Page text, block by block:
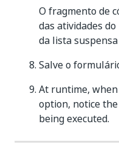
O fragmento de
das atividades do
da lista
Salve o
At runtime,
option, notice
being executed.